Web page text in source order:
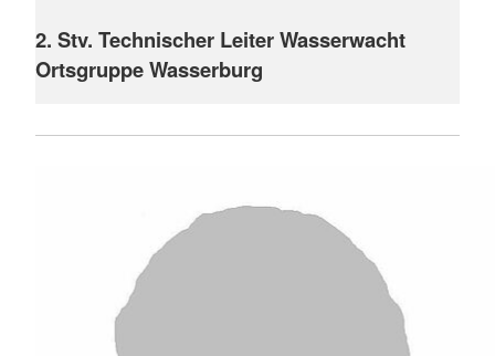
2. Stv. Technischer Leiter Wasserwacht
Ortsgruppe Wasserburg